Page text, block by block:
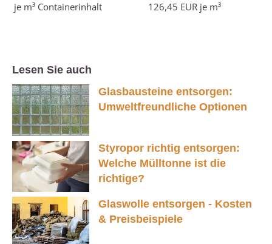
je m³ Containerinhalt 126,45 EUR je m³
Lesen Sie auch
Glasbausteine entsorgen:
Umweltfreundliche Optionen
Styropor richtig entsorgen:
Welche Mülltonne ist die
richtige?
Glaswolle entsorgen - Kosten
& Preisbeispiele